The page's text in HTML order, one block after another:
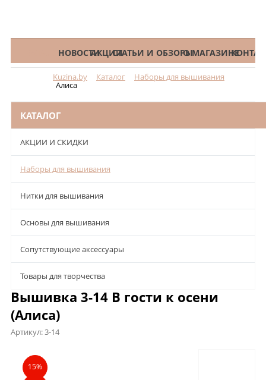
КАТАЛОГНОВОСТИАКЦИИСТАТЬИ И ОБЗОРЫО МАГАЗИНЕ
Kuzina.by Каталог Наборы для вышивания
Алиса
КАТАЛОГ
АКЦИИ И СКИДКИ
Наборы для вышивания
Нитки для вышивания
Основы для вышивания
Сопутствующие аксессуары
Товары для творчества
Вышивка 3-14 В гости к осени
(Алиса)
Артикул:3-14
Описание
15%